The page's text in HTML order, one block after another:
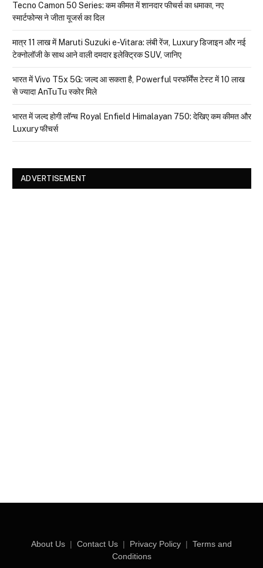
Tecno Camon 50 Series: कम कीमत में शानदार फीचर्स का धमाका, नए
स्मार्टफोन्स ने जीता यूजर्स का दिल
मात्र ₹11 लाख में Maruti Suzuki e-Vitara: लंबी रेंज, Luxury डिजाइन और नई
टेक्नोलॉजी के साथ आने वाली दमदार इलेक्ट्रिक SUV, जानिए
भारत में Vivo T5x 5G: जल्द आ सकता है, Powerful परफॉर्मेंस टेस्ट में 10 लाख
से ज्यादा AnTuTu स्कोर मिले
भारत में जल्द होगी लॉन्च Royal Enfield Himalayan 750: देखिए कम कीमत और
Luxury फीचर्स
ADVERTISEMENT
About Us | Contact Us | Privacy Policy | Terms and
Conditions